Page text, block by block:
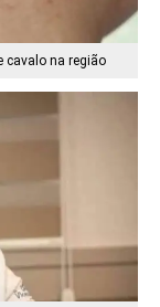
cavalo na região